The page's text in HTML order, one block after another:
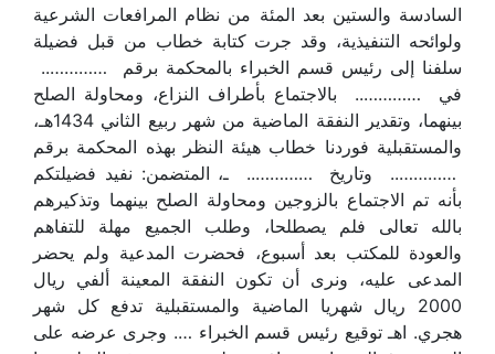
السادسة والستين بعد المئة من نظام المرافعات الشرعية
ولوائحه التنفيذية، وقد جرت كتابة خطاب من قبل فضيلة
سلفنا إلى رئيس قسم الخبراء بالمحكمة برقم …………..
في ………….. بالاجتماع بأطراف النزاع، ومحاولة الصلح
بينهما، وتقدير النفقة الماضية من شهر ربيع الثاني 1434هـ،
والمستقبلية فوردنا خطاب هيئة النظر بهذه المحكمة برقم
………….. وتاريخ ………….. ـ، المتضمن: نفيد فضيلتكم
بأنه تم الاجتماع بالزوجين ومحاولة الصلح بينهما وتذكيرهم
بالله تعالى فلم يصطلحا، وطلب الجميع مهلة للتفاهم
والعودة للمكتب بعد أسبوع، فحضرت المدعية ولم يحضر
المدعى عليه، ونرى أن تكون النفقة المعينة ألفي ريال
2000 ريال شهريا الماضية والمستقبلية تدفع كل شهر
هجري. اهـ توقيع رئيس قسم الخبراء …. وجرى عرضه على